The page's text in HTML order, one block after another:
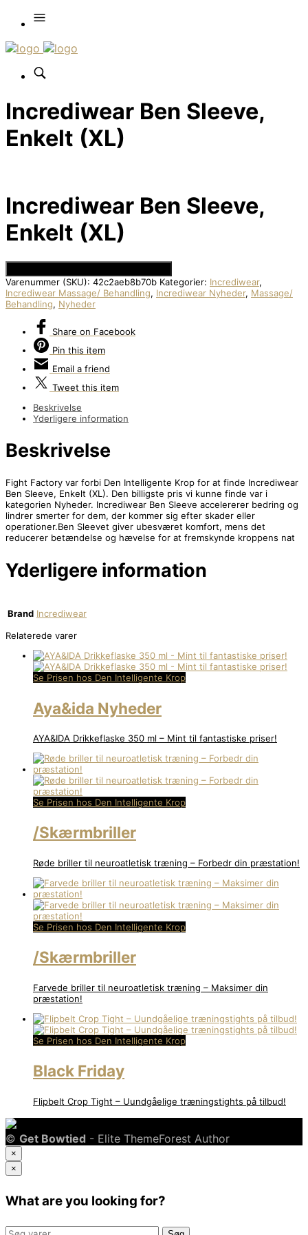
Incrediwear Ben Sleeve,
Enkelt (XL)
Incrediwear Ben Sleeve,
Enkelt (XL)
Varenummer (SKU): 42c2aeb8b70b Kategorier: Incrediwear,
Incrediwear Massage/ Behandling, Incrediwear Nyheder, Massage/
Behandling, Nyheder
Share on Facebook
Pin this item
Email a friend
Tweet this item
Beskrivelse
Yderligere information
Beskrivelse
Fight Factory var forbi Den Intelligente Krop for at finde Incrediwear
Ben Sleeve, Enkelt (XL). Den billigste pris vi kunne finde var i
kategorien Nyheder. Incrediwear Ben Sleeve accelererer bedring og
lindrer smerter for dem, der kommer sig efter skader eller
operationer.Ben Sleevet giver ubesværet komfort, mens det
reducerer betændelse og hævelse for at fremskynde kroppens nat
Yderligere information
Brand Incrediwear
Relaterede varer
Se Prisen hos Den Intelligente Krop
Aya&ida Nyheder
AYA&IDA Drikkeflaske 350 ml – Mint til fantastiske priser!
Se Prisen hos Den Intelligente Krop
/Skærmbriller
Røde briller til neuroatletisk træning – Forbedr din præstation!
Se Prisen hos Den Intelligente Krop
/Skærmbriller
Farvede briller til neuroatletisk træning – Maksimer din
præstation!
Se Prisen hos Den Intelligente Krop
Black Friday
Flipbelt Crop Tight – Uundgåelige træningstights på tilbud!
© Get Bowtied - Elite ThemeForest Author
×
×
What are you looking for?
Søg